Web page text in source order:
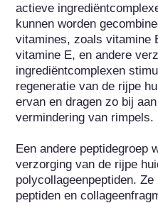
actieve
kunnen worden
vitamines, zoals vitamine
vitamine E, en andere
ingrediëntcomplexen
regeneratie van de rijpe
ervan en dragen zo bij
vermindering van rimpels.
Een andere peptidegroep
verzorging van de rijpe
polycollageenpeptiden.
peptiden en